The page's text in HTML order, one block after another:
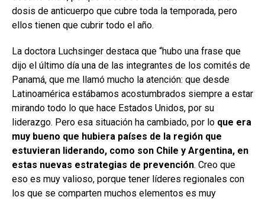
dosis de anticuerpo que cubre toda la temporada, pero
ellos tienen que cubrir todo el año.
La doctora Luchsinger destaca que “hubo una frase que
dijo el último día una de las integrantes de los comités de
Panamá, que me llamó mucho la atención: que desde
Latinoamérica estábamos acostumbrados siempre a estar
mirando todo lo que hace Estados Unidos, por su
liderazgo. Pero esa situación ha cambiado, por lo que era
muy bueno que hubiera países de la región que
estuvieran liderando, como son Chile y Argentina, en
estas nuevas estrategias de prevención. Creo que
eso es muy valioso, porque tener líderes regionales con
los que se comparten muchos elementos es muy